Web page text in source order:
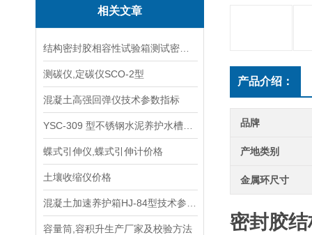
相关文章
测碳仪,定碳仪SCO-2型
混凝土高强回弹仪技术参数指标
蝶式引伸仪,蝶式引伸计价格
土壤收缩仪价格
容量筒,容积升生产厂家及校验方法
产品介绍：
品牌
产地类别
金属环尺寸
密封胶